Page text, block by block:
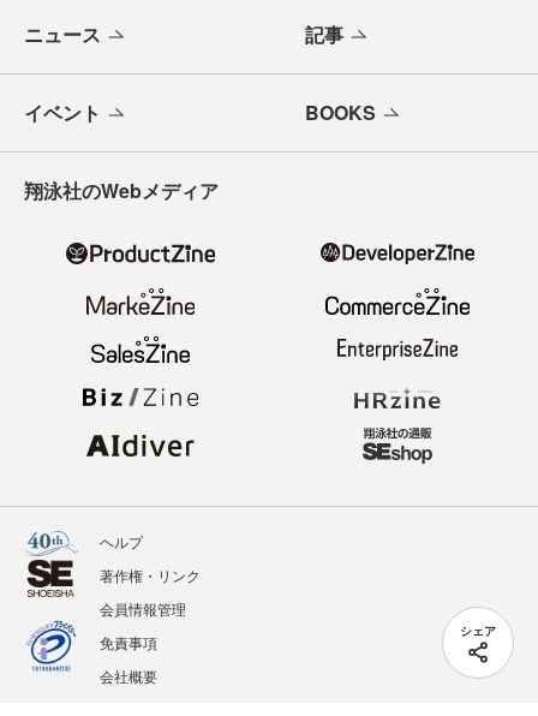
シェア
ニュース 記事
イベント BOOKS
翔泳社のWebメディア
ヘルプ
著作権・リンク
会員情報管理
免責事項
会社概要